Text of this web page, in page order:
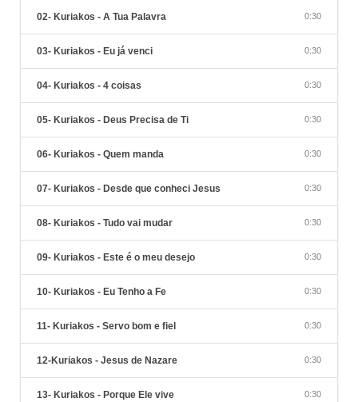
02- Kuriakos - A Tua Palavra 0:30
03- Kuriakos - Eu já venci 0:30
04- Kuriakos - 4 coisas 0:30
05- Kuriakos - Deus Precisa de Ti 0:30
06- Kuriakos - Quem manda 0:30
07- Kuriakos - Desde que conheci Jesus 0:30
08- Kuriakos - Tudo vai mudar 0:30
09- Kuriakos - Este é o meu desejo 0:30
10- Kuriakos - Eu Tenho a Fe 0:30
11- Kuriakos - Servo bom e fiel 0:30
12-Kuriakos - Jesus de Nazare 0:30
13- Kuriakos - Porque Ele vive 0:30